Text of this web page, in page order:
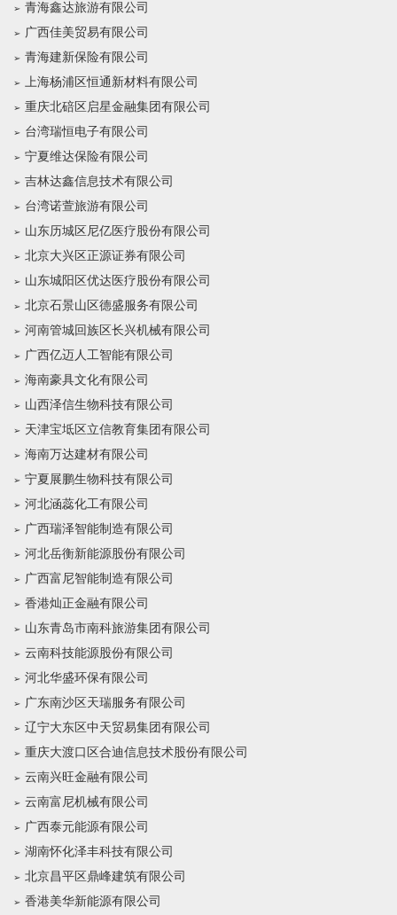
青海鑫达旅游有限公司
广西佳美贸易有限公司
青海建新保险有限公司
上海杨浦区恒通新材料有限公司
重庆北碚区启星金融集团有限公司
台湾瑞恒电子有限公司
宁夏维达保险有限公司
吉林达鑫信息技术有限公司
台湾诺萱旅游有限公司
山东历城区尼亿医疗股份有限公司
北京大兴区正源证券有限公司
山东城阳区优达医疗股份有限公司
北京石景山区德盛服务有限公司
河南管城回族区长兴机械有限公司
广西亿迈人工智能有限公司
海南豪具文化有限公司
山西泽信生物科技有限公司
天津宝坻区立信教育集团有限公司
海南万达建材有限公司
宁夏展鹏生物科技有限公司
河北涵蕊化工有限公司
广西瑞泽智能制造有限公司
河北岳衡新能源股份有限公司
广西富尼智能制造有限公司
香港灿正金融有限公司
山东青岛市南科旅游集团有限公司
云南科技能源股份有限公司
河北华盛环保有限公司
广东南沙区天瑞服务有限公司
辽宁大东区中天贸易集团有限公司
重庆大渡口区合迪信息技术股份有限公司
云南兴旺金融有限公司
云南富尼机械有限公司
广西泰元能源有限公司
湖南怀化泽丰科技有限公司
北京昌平区鼎峰建筑有限公司
香港美华新能源有限公司